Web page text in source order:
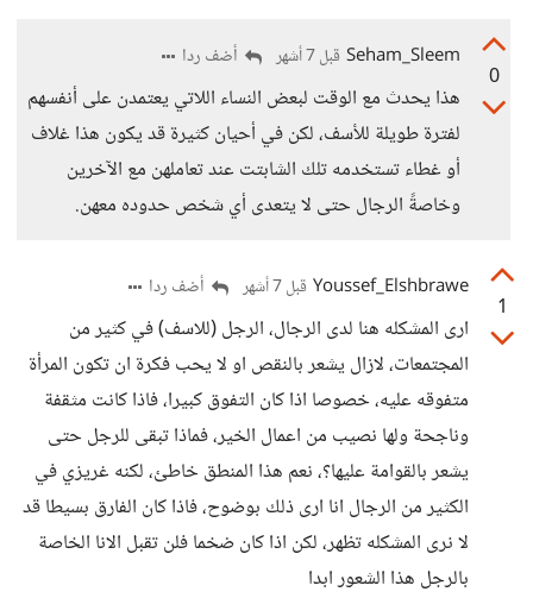
0
Seham_Sleem قبل 7 أشهر أضف ردا
هذا يحدث مع الوقت لبعض النساء اللاتي يعتمدن على أنفسهم
لفترة طويلة للأسف، لكن في أحيان كثيرة قد يكون هذا غلاف
أو غطاء تستخدمه تلك الشابتت عند تعاملهن مع الآخرين
وخاصةً الرجال حتى لا يتعدى أي شخص حدوده معهن.
1
Youssef_Elshbrawe قبل 7 أشهر أضف ردا
ارى المشكله هنا لدى الرجال، الرجل (للاسف) في كثير من
المجتمعات، لازال يشعر بالنقص او لا يحب فكرة ان تكون المرأة
متفوقه عليه، خصوصا اذا كان التفوق كبيرا، فاذا كانت مثقفة
وناجحة ولها نصيب من اعمال الخير، فماذا تبقى للرجل حتى
يشعر بالقوامة عليها؟، نعم هذا المنطق خاطئ، لكنه غريزي في
الكثير من الرجال انا ارى ذلك بوضوح، فاذا كان الفارق بسيطا قد
لا نرى المشكله تظهر، لكن اذا كان ضخما فلن تقبل الانا الخاصة
بالرجل هذا الشعور ابدا